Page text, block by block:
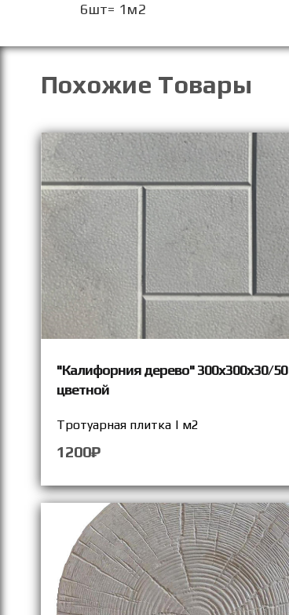
6шт= 1м2
Похожие Товары
"Калифорния дерево" 300х300х30/50
цветной
Тротуарная плитка | м2
1200₽